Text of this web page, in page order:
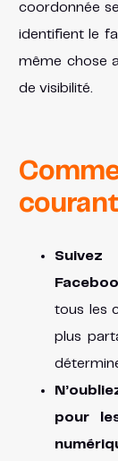
coordonnée
identifient le
même chose
de visibilité.
courant
tous les
plus
pour